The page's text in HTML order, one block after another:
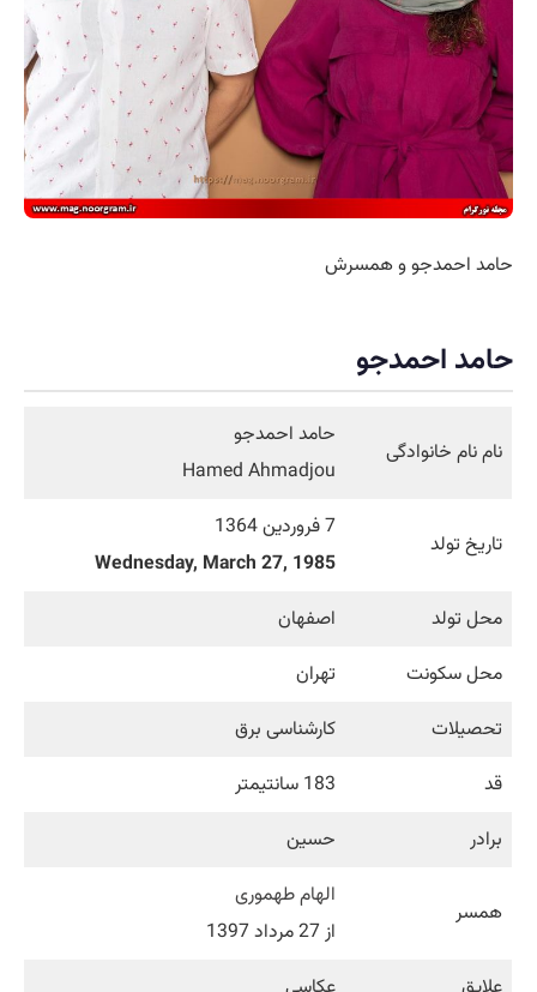
حامد احمدجو و همسرش
حامد احمدجو
نام نام خانوادگی
حامد احمدجو
Hamed Ahmadjou
تاریخ تولد
7 فروردین 1364
Wednesday, March 27, 1985
محل تولد
اصفهان
محل سکونت
تهران
تحصیلات
کارشناسی برق
قد
183 سانتیمتر
برادر
حسین
همسر
الهام طهموری
از 27 مرداد 1397